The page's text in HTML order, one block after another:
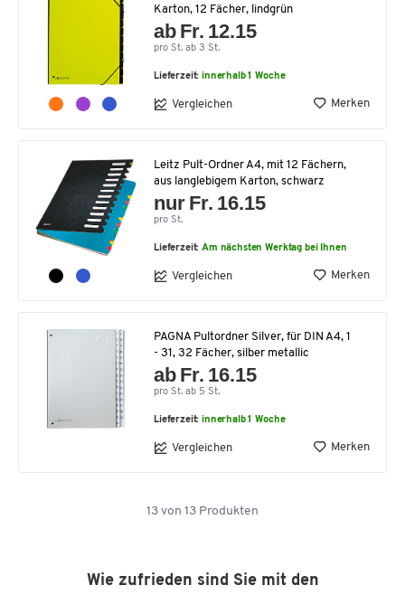
Karton, 12 Fächer, lindgrün
ab Fr. 12.15
pro St. ab 3 St.
Lieferzeit:innerhalb 1 Woche
Vergleichen Merken
Leitz Pult-Ordner A4, mit 12 Fächern,
aus langlebigem Karton, schwarz
nur Fr. 16.15
pro St.
Lieferzeit:Am nächsten Werktag bei Ihnen
Vergleichen Merken
PAGNA Pultordner Silver, für DIN A4, 1
- 31, 32 Fächer, silber metallic
ab Fr. 16.15
pro St. ab 5 St.
Lieferzeit:innerhalb 1 Woche
Vergleichen Merken
13 von 13 Produkten
Wie zufrieden sind Sie mit den